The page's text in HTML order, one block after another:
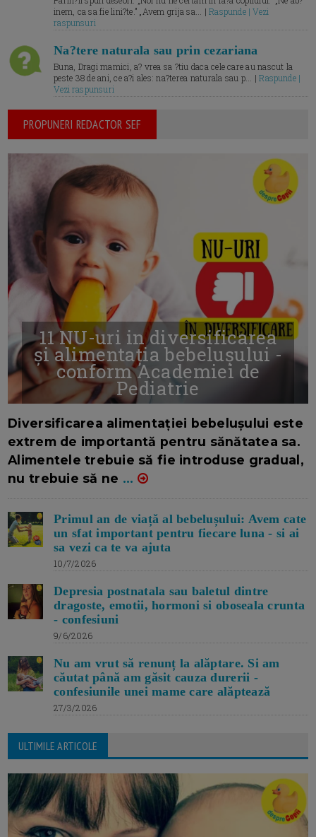
inem, ca sa fie lini?te.” „Avem grija sa... |Raspunde | Vezi
raspunsuri
Na?tere naturala sau prin cezariana
Buna, Dragi mamici, a? vrea sa ?tiu daca cele care au nascut la
peste 38 de ani, ce a?i ales: na?terea naturala sau p... |Raspunde |
Vezi raspunsuri
PROPUNERI REDACTOR SEF
11 NU-uri in diversificarea
și alimentația bebelușului -
conform Academiei de
Pediatrie
Diversificarea alimentației bebelușului este
extrem de importantă pentru sănătatea sa.
Alimentele trebuie să fie introduse gradual,
nu trebuie să ne ...
Primul an de viață al bebelușului: Avem cate
un sfat important pentru fiecare luna - si ai
sa vezi ca te va ajuta
10/7/2026
Depresia postnatala sau baletul dintre
dragoste, emotii, hormoni si oboseala crunta
- confesiuni
9/6/2026
Nu am vrut să renunț la alăptare. Si am
căutat până am găsit cauza durerii -
confesiunile unei mame care alăptează
27/3/2026
ULTIMILE ARTICOLE